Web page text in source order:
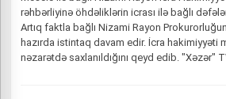
rəhbərliyinə öhdəliklərin icrası ilə bağlı
Artıq faktla bağlı Nizami Rayon
hazırda istintaq davam edir. İcra hakimiyyəti
nəzarətdə saxlanıldığını qeyd edib. "Xəzər"